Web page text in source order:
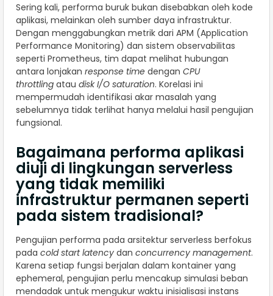
Sering kali, performa buruk bukan disebabkan oleh kode
aplikasi, melainkan oleh sumber daya infrastruktur.
Dengan menggabungkan metrik dari APM (Application
Performance Monitoring) dan sistem observabilitas
seperti Prometheus, tim dapat melihat hubungan
antara lonjakan response time dengan CPU
throttling atau disk I/O saturation. Korelasi ini
mempermudah identifikasi akar masalah yang
sebelumnya tidak terlihat hanya melalui hasil pengujian
fungsional.
Bagaimana performa aplikasi
diuji di lingkungan serverless
yang tidak memiliki
infrastruktur permanen seperti
pada sistem tradisional?
Pengujian performa pada arsitektur serverless berfokus
pada cold start latency dan concurrency management.
Karena setiap fungsi berjalan dalam kontainer yang
ephemeral, pengujian perlu mencakup simulasi beban
mendadak untuk mengukur waktu inisialisasi instans